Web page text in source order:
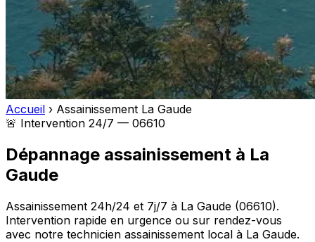
Accueil › Assainissement La Gaude
🚨 Intervention 24/7 — 06610
Dépannage assainissement à La
Gaude
Assainissement 24h/24 et 7j/7 à La Gaude (06610).
Intervention rapide en urgence ou sur rendez-vous
avec notre technicien assainissement local à La Gaude.